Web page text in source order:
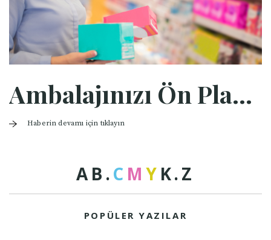
Ambalajınızı Ön Plana Çıkarmanın 5 Yolu
Haberin devamı için tıklayın
AB .C M Y K.Z
POPÜLER YAZILAR